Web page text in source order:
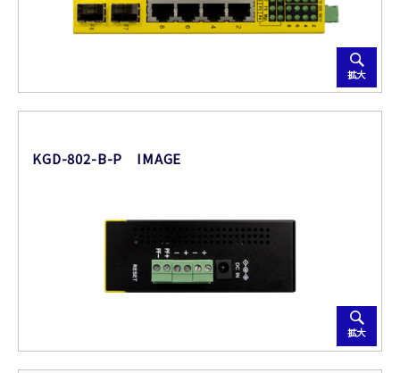
拡大
KGD-802-B-P IMAGE
拡大